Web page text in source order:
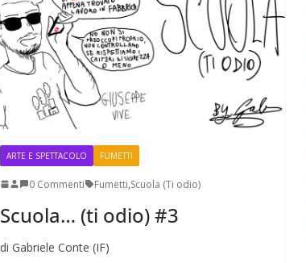
ARTE E SPETTACOLO FUMETTI
0 Commenti Fumetti,Scuola (Ti odio)
Scuola… (ti odio) #3
di Gabriele Conte (IF)